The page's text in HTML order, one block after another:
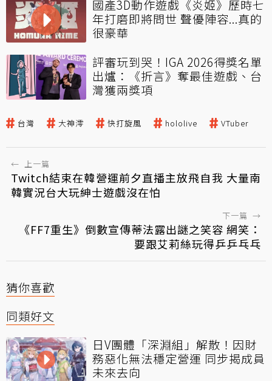
國產3D動作遊戲《炎姬》歷時七
年打磨即將問世 聲優陣容...真的
很豪華
評審玩到哭！IGA 2026得獎名單
出爐：《折言》奪最佳遊戲、台
灣獲兩獎項
台灣 大神澪 快打旋風 hololive VTuber
← 上一篇
Twitch結束在韓營運前夕直播主放飛自我 大量南
韓實況台大玩紳士遊戲沒在怕
下一篇 →
《FF7重生》倒數宣傳蒂法露出謎之笑容 網笑：
要跟艾莉絲玩得乒乒乓乓
猜你喜歡
同類好文
日V團體「深淵組」解散！因財
務惡化無法穩定營運 同步揭成員
未來去向